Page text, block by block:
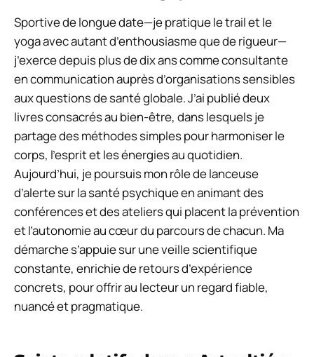
Sportive de longue date—je pratique le trail et le
yoga avec autant d’enthousiasme que de rigueur—
j’exerce depuis plus de dix ans comme consultante
en communication auprès d’organisations sensibles
aux questions de santé globale. J’ai publié deux
livres consacrés au bien-être, dans lesquels je
partage des méthodes simples pour harmoniser le
corps, l’esprit et les énergies au quotidien.
Aujourd’hui, je poursuis mon rôle de lanceuse
d’alerte sur la santé psychique en animant des
conférences et des ateliers qui placent la prévention
et l’autonomie au cœur du parcours de chacun. Ma
démarche s’appuie sur une veille scientifique
constante, enrichie de retours d’expérience
concrets, pour offrir au lecteur un regard fiable,
nuancé et pragmatique.